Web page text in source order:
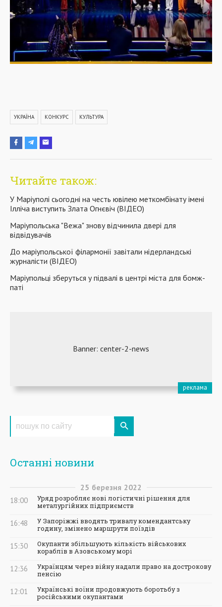
УКРАЇНА КОНКУРС КУЛЬТУРА
Читайте також:
У Маріуполі сьогодні на честь ювілею меткомбінату імені
Ілліча виступить Злата Огнєвіч (ВІДЕО)
Маріупольська "Вежа" знову відчинила двері для
відвідувачів
До маріупольської філармонії завітали нідерландські
журналісти (ВІДЕО)
Маріупольці зберуться у підвалі в центрі міста для бомж-
паті
Останні новини
25 березня 2022
18:00
Уряд розробляє нові логістичні рішення для
металургійних підприємств
16:48
У Запоріжжі вводять тривалу комендантську
годину, змінено маршрути поїздів
15:30
Окупанти збільшують кількість військових
кораблів в Азовському морі
12:36
Українцям через війну надали право на дострокову
пенсію
12:01
Українські воїни продовжують боротьбу з
російськими окупантами